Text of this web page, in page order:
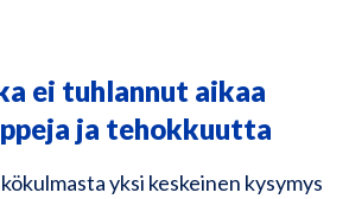
ei tuhlannut aikaa
ja tehokkuutta
yksi keskeinen kysymys